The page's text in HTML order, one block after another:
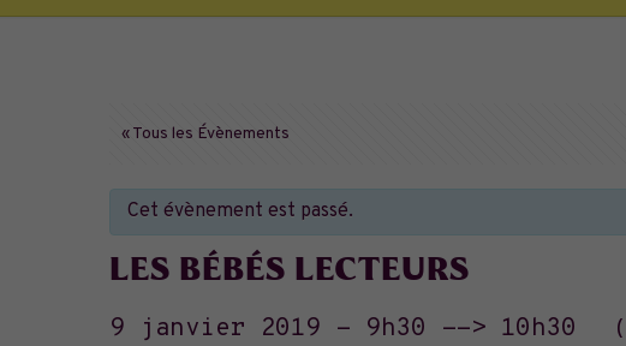
« Tous les Évènements
Cet évènement est passé.
LES BÉBÉS LECTEURS
9 janvier 2019 - 9h30 --> 10h30